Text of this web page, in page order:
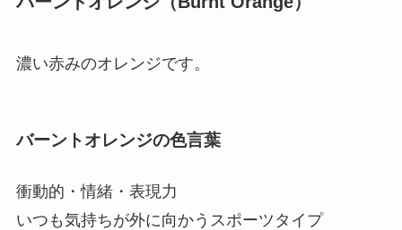
濃い赤みのオレンジです。
バーントオレンジの色言葉
衝動的・情緒・表現力
いつも気持ちが外に向かうスポーツタイプ